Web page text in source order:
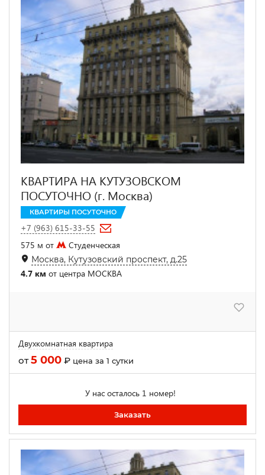
КВАРТИРА НА КУТУЗОВСКОМ
ПОСУТОЧНО (г. Москва)
КВАРТИРЫ ПОСУТОЧНО
+7 (963) 615-33-55
575 м от
Студенческая
Москва, Кутузовский проспект, д.25
4.7 км от центра МОСКВА
Двухкомнатная квартира
от5 000 ₽ цена за 1 сутки
У нас осталось 1 номер!
Заказать